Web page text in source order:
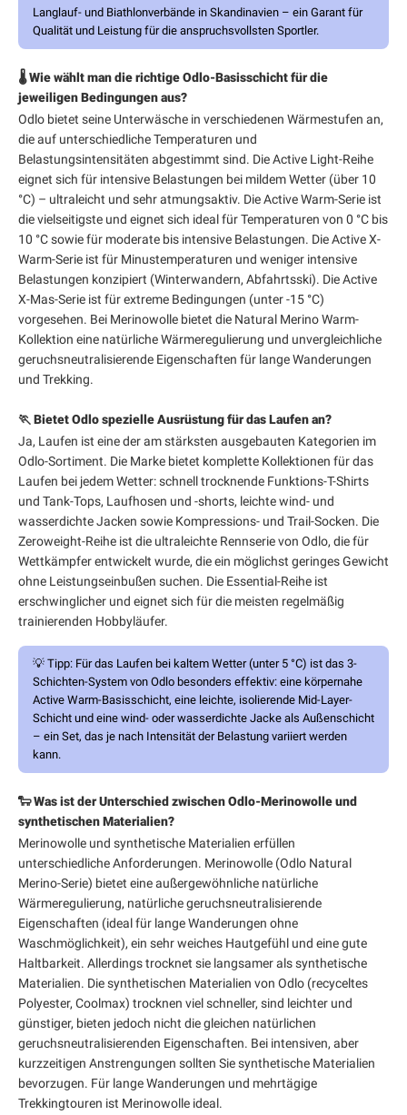
Langlauf- und Biathlonverbände in Skandinavien – ein Garant für
Qualität und Leistung für die anspruchsvollsten Sportler.
🌡️ Wie wählt man die richtige Odlo-Basisschicht für die
jeweiligen Bedingungen aus?
Odlo bietet seine Unterwäsche in verschiedenen Wärmestufen an,
die auf unterschiedliche Temperaturen und
Belastungsintensitäten abgestimmt sind. Die Active Light-Reihe
eignet sich für intensive Belastungen bei mildem Wetter (über 10
°C) – ultraleicht und sehr atmungsaktiv. Die Active Warm-Serie ist
die vielseitigste und eignet sich ideal für Temperaturen von 0 °C bis
10 °C sowie für moderate bis intensive Belastungen. Die Active X-
Warm-Serie ist für Minustemperaturen und weniger intensive
Belastungen konzipiert (Winterwandern, Abfahrtsski). Die Active
X-Mas-Serie ist für extreme Bedingungen (unter -15 °C)
vorgesehen. Bei Merinowolle bietet die Natural Merino Warm-
Kollektion eine natürliche Wärmeregulierung und unvergleichliche
geruchsneutralisierende Eigenschaften für lange Wanderungen
und Trekking.
🏃 Bietet Odlo spezielle Ausrüstung für das Laufen an?
Ja, Laufen ist eine der am stärksten ausgebauten Kategorien im
Odlo-Sortiment. Die Marke bietet komplette Kollektionen für das
Laufen bei jedem Wetter: schnell trocknende Funktions-T-Shirts
und Tank-Tops, Laufhosen und -shorts, leichte wind- und
wasserdichte Jacken sowie Kompressions- und Trail-Socken. Die
Zeroweight-Reihe ist die ultraleichte Rennserie von Odlo, die für
Wettkämpfer entwickelt wurde, die ein möglichst geringes Gewicht
ohne Leistungseinbußen suchen. Die Essential-Reihe ist
erschwinglicher und eignet sich für die meisten regelmäßig
trainierenden Hobbyläufer.
💡 Tipp: Für das Laufen bei kaltem Wetter (unter 5 °C) ist das 3-
Schichten-System von Odlo besonders effektiv: eine körpernahe
Active Warm-Basisschicht, eine leichte, isolierende Mid-Layer-
Schicht und eine wind- oder wasserdichte Jacke als Außenschicht
– ein Set, das je nach Intensität der Belastung variiert werden
kann.
🐑 Was ist der Unterschied zwischen Odlo-Merinowolle und
synthetischen Materialien?
Merinowolle und synthetische Materialien erfüllen
unterschiedliche Anforderungen. Merinowolle (Odlo Natural
Merino-Serie) bietet eine außergewöhnliche natürliche
Wärmeregulierung, natürliche geruchsneutralisierende
Eigenschaften (ideal für lange Wanderungen ohne
Waschmöglichkeit), ein sehr weiches Hautgefühl und eine gute
Haltbarkeit. Allerdings trocknet sie langsamer als synthetische
Materialien. Die synthetischen Materialien von Odlo (recyceltes
Polyester, Coolmax) trocknen viel schneller, sind leichter und
günstiger, bieten jedoch nicht die gleichen natürlichen
geruchsneutralisierenden Eigenschaften. Bei intensiven, aber
kurzzeitigen Anstrengungen sollten Sie synthetische Materialien
bevorzugen. Für lange Wanderungen und mehrtägige
Trekkingtouren ist Merinowolle ideal.